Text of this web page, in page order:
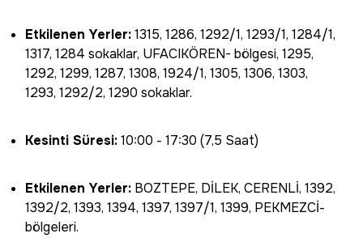
Etkilenen Yerler:1315, 1286, 1292/1, 1293/1, 1284/1,
1317, 1284 sokaklar, UFACIKÖREN- bölgesi, 1295,
1292, 1299, 1287, 1308, 1924/1, 1305, 1306, 1303,
1293, 1292/2, 1290 sokaklar.
Kesinti Süresi:10:00 - 17:30 (7,5 Saat)
Etkilenen Yerler: BOZTEPE, DİLEK, CERENLİ, 1392,
1392/2, 1393, 1394, 1397, 1397/1, 1399, PEKMEZCİ-
bölgeleri.